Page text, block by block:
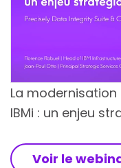
La
IBMi : un enjeu
Voir le